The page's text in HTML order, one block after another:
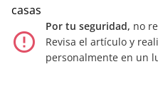
casas
error_outline
Por tu seguridad, no
Revisa el artículo y
personalmente en un